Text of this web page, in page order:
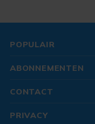
POPULAIR
ABONNEMENTEN
CONTACT
PRIVACY